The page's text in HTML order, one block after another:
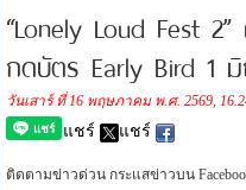
“Lonely Loud Fest
กดบัตร Early Bird 1
วันเสาร์ ที่ 16 พฤษภาคม พ.ศ. 2569,
แชร์ แชร์
ติดตามข่าวด่วน กระแสข่าวบน